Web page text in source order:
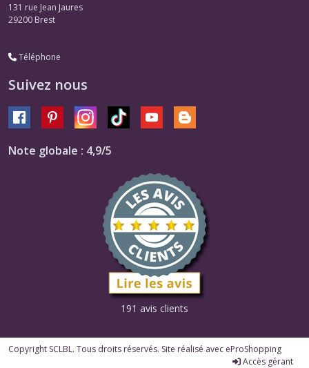
131 rue Jean Jaures
29200 Brest
Téléphone
Suivez nous
Note globale : 4,9/5
191 avis clients
Copyright SCLBL. Tous droits réservés. Site réalisé avec eProShopping
Accès gérant